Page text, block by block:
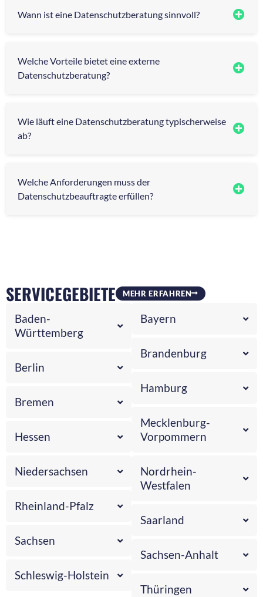
Wann ist eine Datenschutzberatung sinnvoll?
Welche Vorteile bietet eine externe
Datenschutzberatung?
Wie läuft eine Datenschutzberatung typischerweise
ab?
Welche Anforderungen muss der
Datenschutzbeauftragte erfüllen?
SERVICEGEBIETE MEHR ERFAHREN
Baden-
Württemberg
Berlin
Bremen
Hessen
Niedersachsen
Rheinland-Pfalz
Sachsen
Schleswig-Holstein
Bayern
Brandenburg
Hamburg
Mecklenburg-
Vorpommern
Nordrhein-
Westfalen
Saarland
Sachsen-Anhalt
Thüringen